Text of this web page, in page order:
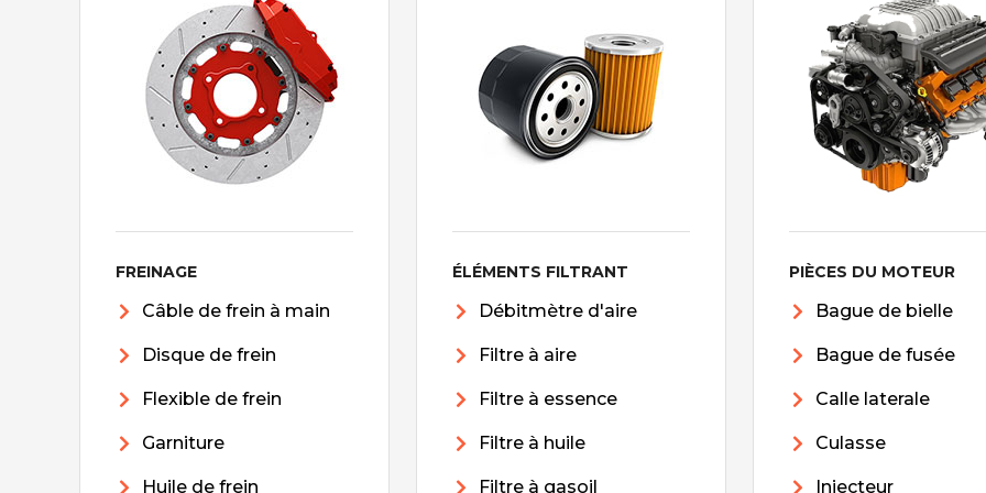
FREINAGE
Câble de frein à main
Disque de frein
Flexible de frein
Garniture
Huile de frein
ÉLÉMENTS FILTRANT
Débitmètre d'aire
Filtre à aire
Filtre à essence
Filtre à huile
Filtre à gasoil
PIÈCES DU MOTEUR
Bague de bielle
Bague de fusée
Calle laterale
Culasse
Injecteur